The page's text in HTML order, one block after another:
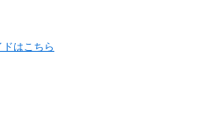
はこちら